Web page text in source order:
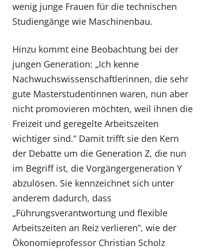
wenig junge Frauen für die technischen
Studiengänge wie Maschinenbau.
Hinzu kommt eine Beobachtung bei der
jungen Generation: „Ich kenne
Nachwuchswissenschaftlerinnen, die sehr
gute Masterstudentinnen waren, nun aber
nicht promovieren möchten, weil ihnen die
Freizeit und geregelte Arbeitszeiten
wichtiger sind.“ Damit trifft sie den Kern
der Debatte um die Generation Z, die nun
im Begriff ist, die Vorgängergeneration Y
abzulösen. Sie kennzeichnet sich unter
anderem dadurch, dass
„Führungsverantwortung und flexible
Arbeitszeiten an Reiz verlieren“, wie der
Ökonomieprofessor Christian Scholz